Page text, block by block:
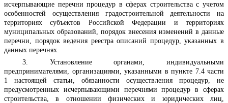
исчерпывающие перечни процедур в сферах строительства с учетом
особенностей осуществления градостроительной деятельности на
территориях субъектов Российской Федерации и территориях
муниципальных образований, порядок внесения изменений в данные
перечни, порядок ведения реестра описаний процедур, указанных в
данных перечнях.
3. Установление органами, индивидуальными
предпринимателями, организациями, указанными в пункте 7.4 части
1 настоящей статьи, обязанности осуществления процедур, не
предусмотренных исчерпывающими перечнями процедур в сферах
строительства, в отношении физических и юридических лиц,